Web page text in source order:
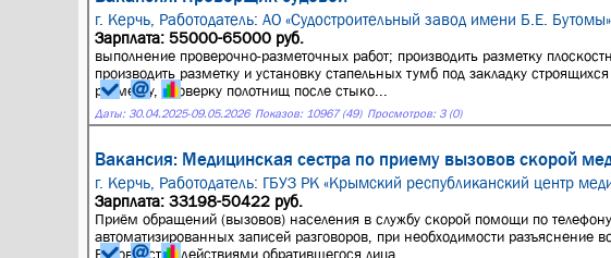
г. Керчь, Работодатель: АО «Судостроительный завод имени Б.Е. Бутомы»
Зарплата: 55000-65000 руб.
выполнение проверочно-разметочных работ; производить разметку
производить разметку и установку стапельных тумб под закладку
разметку, проверку полотнищ после стыко...
Даты: 30.04.2025-09.05.2026 Показов: 10967 (49) Просмотров: 3 (0)
Вакансия: Медицинская сестра по приему вызовов скорой
г. Керчь, Работодатель: ГБУЗ РК «Крымский республиканский центр
Зарплата: 33198-50422 руб.
Приём обращений (вызовов) населения в службу скорой помощи по
автоматизированных записей разговоров, при необходимости разъяснение
Руководство действиями обратившегося лица...